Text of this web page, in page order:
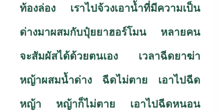
ท้องล่อง เราไปจ้วงเอาน้ำที่มีความเป็น
ด่างมาผสมกับปุ๋ยยาฮอร์โมน หลายคน
จะสัมผัสได้ด้วยตนเอง เวลาฉีดยาฆ่า
หญ้าผสมน้ำด่าง ฉีดไม่ตาย เอาไปฉีด
หญ้า หญ้าก็ไม่ตาย เอาไปฉีดหนอน